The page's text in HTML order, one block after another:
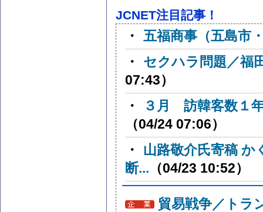
JCNET注目記事！
・ 五福商事（五島市
・
セクハラ問題／福
07:43）
・
３月 訪韓客数１
（04/24 07:06）
・
山路敬介氏寄稿 か
断... （04/23 10:52）
貿易戦争／トラ